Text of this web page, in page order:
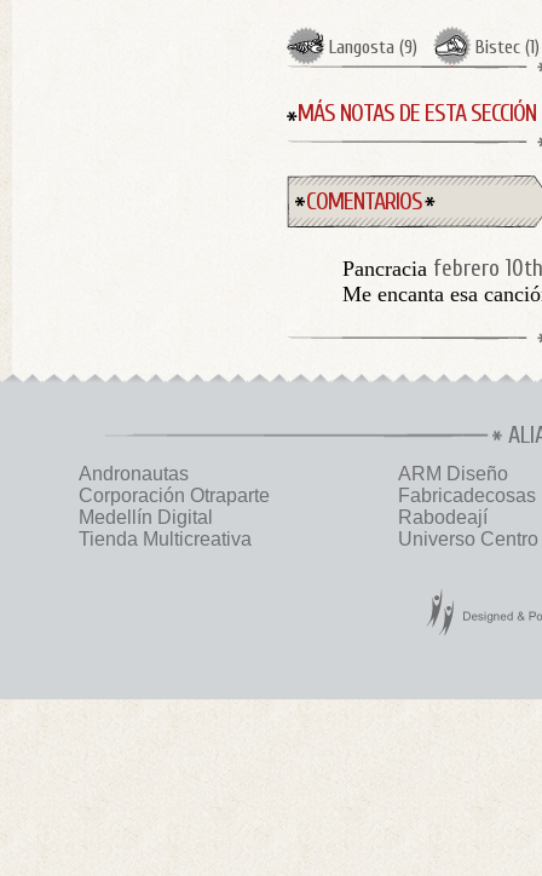
Langosta (9) Bistec (1)
MÁS NOTAS DE ESTA SECCIÓN
COMENTARIOS
Pancracia febrero
Me encanta esa
Andronautas
ARM Diseño
Corporación Otraparte
Fabricadecosas
Medellín Digital
Rabodeají
Tienda Multicreativa
Universo Centro